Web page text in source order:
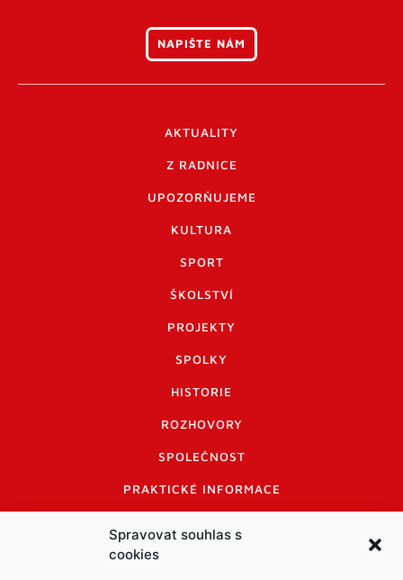
Spravovat souhlas s
cookies
NAPIŠTE NÁM
AKTUALITY
Z RADNICE
UPOZORŇUJEME
KULTURA
SPORT
ŠKOLSTVÍ
PROJEKTY
SPOLKY
HISTORIE
ROZHOVORY
SPOLEČNOST
PRAKTICKÉ INFORMACE
INFORMACE A KODEX DISKUTUJÍCÍCH